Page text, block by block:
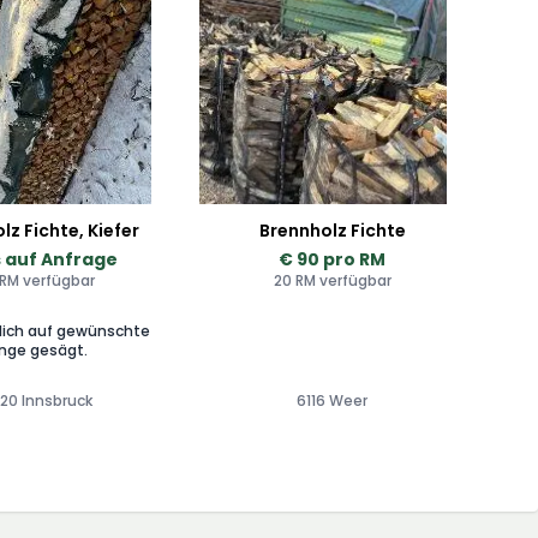
Fichte, Kiefer
auf Anfrage
verfügbar
auf gewünschte
gesägt.
Innsbruck
Brennholz Fichte
€ 90 pro RM
20 RM verfügbar
6116 Weer